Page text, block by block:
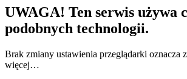
UWAGA! Ten serwis używa
podobnych technologii.
Brak zmiany ustawienia przeglądarki oznacza
więcej…